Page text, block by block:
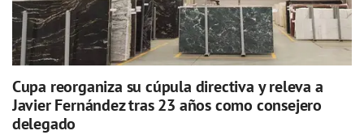
Cupa reorganiza su cúpula directiva y releva a
Javier Fernández tras 23 años como consejero
delegado